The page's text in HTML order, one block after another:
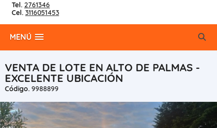
Tel. 2761346
Cel. 3116051453
MENÚ
VENTA DE LOTE EN ALTO DE PALMAS -
EXCELENTE UBICACIÓN
Código. 9988899